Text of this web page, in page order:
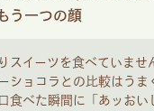
う一つの顔
スイーツを食べていませ
ショコラとの比較はうま
食べた瞬間に「あッおい